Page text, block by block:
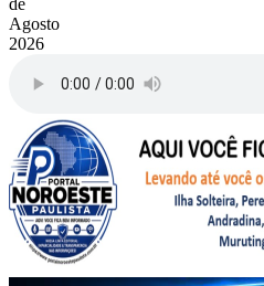
de
Agosto
2026